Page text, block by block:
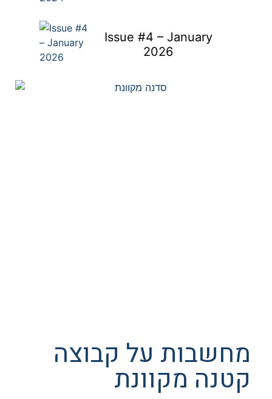
Issue #4 – January
2026
מחשבות על קבוצה
קטנה מקוונת